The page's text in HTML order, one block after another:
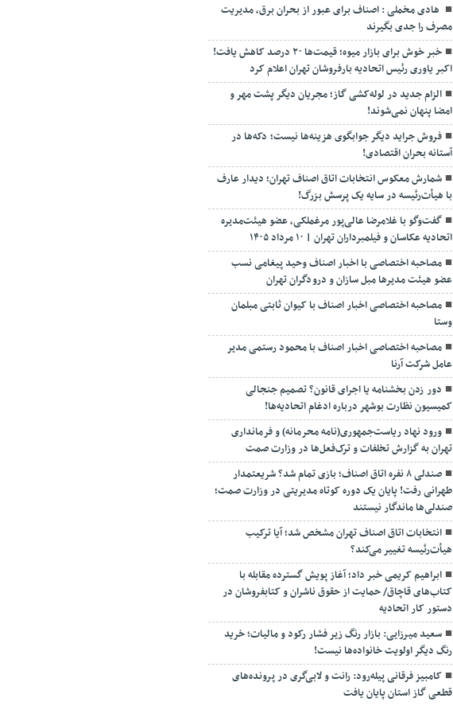
هادی مخملی : اصناف برای عبور از بحران برق، مدیریت
مصرف را جدی بگیرند
خبر خوش برای بازار میوه؛ قیمت‌ها ۲۰ درصد کاهش یافت!
اکبر یاوری رئیس اتحادیه بارفروشان تهران اعلام کرد
الزام جدید در لوله‌کشی گاز؛ مجریان دیگر پشت مهر و
امضا پنهان نمی‌شوند!
فروش جراید دیگر جوابگوی هزینه‌ها نیست؛ دکه‌ها در
آستانه بحران اقتصادی!
شمارش معکوس انتخابات اتاق اصناف تهران؛ دیدار عارف
با هیأت‌رئیسه در سایه یک پرسش بزرگ!
گفت‌وگو با غلامرضا عالی‌پور مرغملکی، عضو هیئت‌مدیره
اتحادیه عکاسان و فیلمبرداران تهران | ۱۰ مرداد ۱۴۰۵
مصاحبه اختصاصی با اخبار اصناف وحید پیغامی نسب
عضو هیئت مدیرها مبل سازان و درودگران تهران
مصاحبه اختصاصی اخبار اصناف با کیوان ثابتی مبلمان
وستا
مصاحبه اختصاصی اخبار اصناف با محمود رستمی مدیر
عامل شرکت آرنا
دور زدن بخشنامه یا اجرای قانون؟ تصمیم جنجالی
کمیسیون نظارت بوشهر درباره ادغام اتحادیه‌ها!
ورود نهاد ریاست‌جمهوری(نامه محرمانه) و فرمانداری
تهران به گزارش تخلفات و ترک‌فعل‌ها در وزارت صمت
صندلی ۸ نفره اتاق اصناف؛ بازی تمام شد؟ شریعتمدار
طهرانی رفت! پایان یک دوره کوتاه مدیریتی در وزارت صمت؛
صندلی‌ها ماندگار نیستند
انتخابات اتاق اصناف تهران مشخص شد؛ آیا ترکیب
هیأت‌رئیسه تغییر می‌کند؟
ابراهیم کریمی خبر داد؛ آغاز پویش گسترده مقابله با
کتاب‌های قاچاق/ حمایت از حقوق ناشران و کتابفروشان در
دستور کار اتحادیه
سعید میرزایی: بازار رنگ زیر فشار رکود و مالیات؛ خرید
رنگ دیگر اولویت خانواده‌ها نیست!
کامبیز فرقانی پیله‌رود: رانت و لابی‌گری در پرونده‌های
قطعی گاز استان پایان یافت